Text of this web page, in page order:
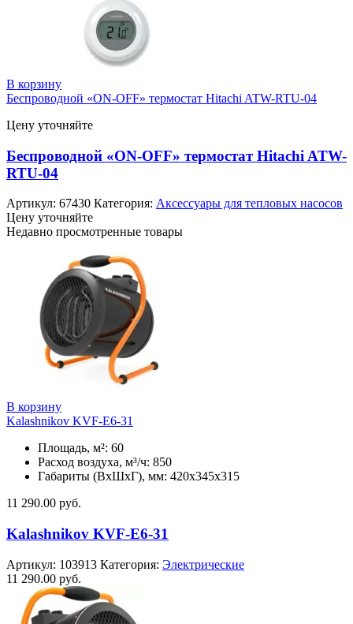
В корзину
Беспроводной «ON-OFF» термостат Hitachi ATW-RTU-04
Цену уточняйте
Беспроводной «ON-OFF» термостат Hitachi ATW-
RTU-04
Артикул: 67430 Категория: Аксессуары для тепловых насосов
Цену уточняйте
Недавно просмотренные товары
В корзину
Kalashnikov KVF-E6-31
Площадь, м²: 60
Расход воздуха, м³/ч: 850
Габариты (ВхШхГ), мм: 420x345x315
11 290.00 руб.
Kalashnikov KVF-E6-31
Артикул: 103913 Категория: Электрические
11 290.00 руб.